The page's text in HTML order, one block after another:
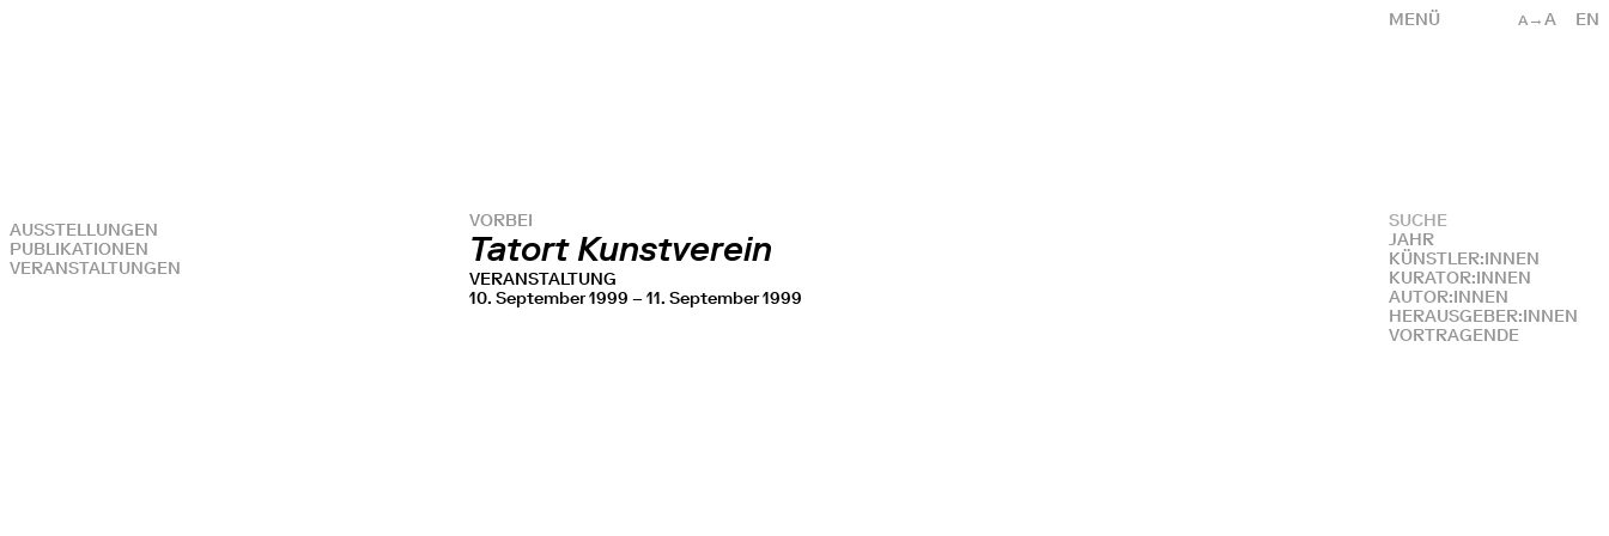
A →A EN
MENÜ
AUSSTELLUNGEN
PUBLIKATIONEN
VERANSTALTUNGEN
JAHR
KÜNSTLER:INNEN
KURATOR:INNEN
AUTOR:INNEN
HERAUSGEBER:INNEN
VORTRAGENDE
VORBEI
Tatort Kunstverein
VERANSTALTUNG
10. September 1999 – 11. September 1999